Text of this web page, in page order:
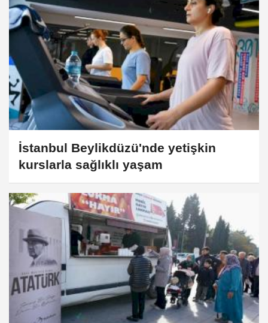
İstanbul Beylikdüzü'nde yetişkin
kurslarla sağlıklı yaşam